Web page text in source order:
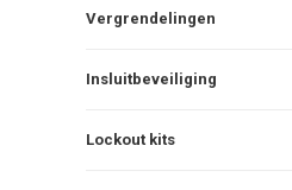
Vergrendelingen
Insluitbeveiliging
Lockout kits